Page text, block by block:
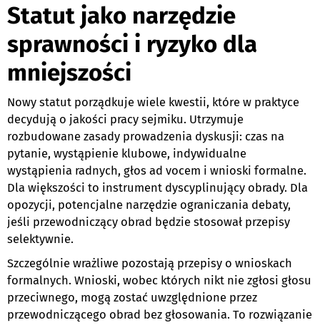
Statut jako narzędzie
sprawności i ryzyko dla
mniejszości
Nowy statut porządkuje wiele kwestii, które w praktyce
decydują o jakości pracy sejmiku. Utrzymuje
rozbudowane zasady prowadzenia dyskusji: czas na
pytanie, wystąpienie klubowe, indywidualne
wystąpienia radnych, głos ad vocem i wnioski formalne.
Dla większości to instrument dyscyplinujący obrady. Dla
opozycji, potencjalne narzędzie ograniczania debaty,
jeśli przewodniczący obrad będzie stosował przepisy
selektywnie.
Szczególnie wrażliwe pozostają przepisy o wnioskach
formalnych. Wnioski, wobec których nikt nie zgłosi głosu
przeciwnego, mogą zostać uwzględnione przez
przewodniczącego obrad bez głosowania. To rozwiązanie